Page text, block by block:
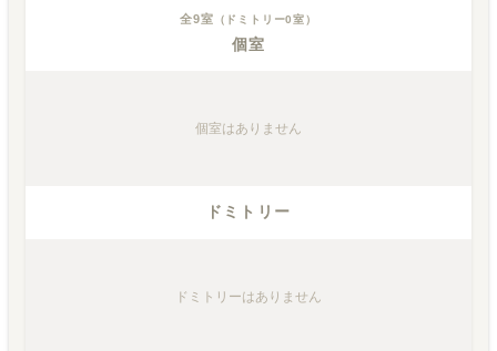
全9室 （ドミトリー0室）
個室
個室はありません
ドミトリー
ドミトリーはありません